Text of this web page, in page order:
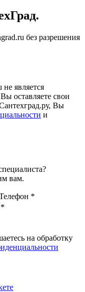
без разрешения
является
оставляете свои
Вы
и
вам.
*
*
на обработку